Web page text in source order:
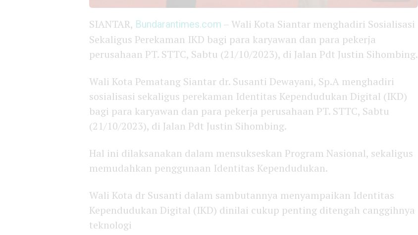
SIANTAR, Bundarantimes.com – Wali Kota Siantar menghadiri Sosialisasi
Sekaligus Perekaman IKD bagi para karyawan dan para pekerja
perusahaan PT. STTC, Sabtu (21/10/2023), di Jalan Pdt Justin Sihombing.
Wali Kota Pematang Siantar dr. Susanti Dewayani, Sp.A menghadiri
sosialisasi sekaligus perekaman Identitas Kependudukan Digital (IKD)
bagi para karyawan dan para pekerja perusahaan PT. STTC, Sabtu
(21/10/2023), di Jalan Pdt Justin Sihombing.
Hal ini dilaksanakan dalam mensukseskan Program Nasional, sekaligus
memudahkan penggunaan Identitas Kependudukan.
Wali Kota dr Susanti dalam sambutannya menyampaikan Identitas
Kependudukan Digital (IKD) dinilai cukup penting ditengah canggihnya
teknologi